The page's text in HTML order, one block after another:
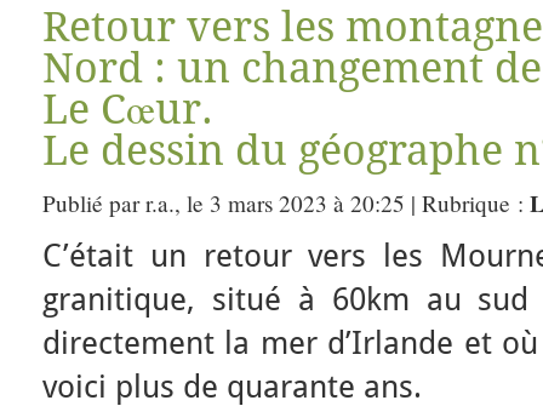
Retour vers les
Nord : un changement
Le Cœur.
Le dessin du géographe
Publié par r.a., le 3 mars 2023 à 20:25 | Rubrique :
C’était un retour vers les
granitique, situé à 60km au
directement la mer d’Irlande et
voici plus de quarante ans.